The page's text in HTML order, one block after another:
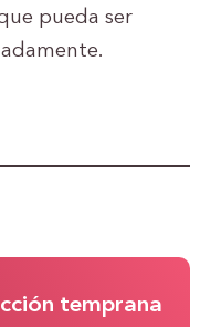
pueda ser
temprana